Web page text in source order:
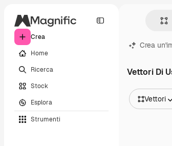
Crea
Home
Ricerca
Stock
Esplora
Strumenti
Crea
Vettori Di
Vettori